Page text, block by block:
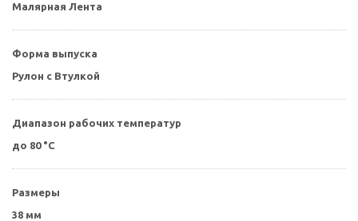
Малярная Лента
Форма выпуска
Рулон с Втулкой
Диапазон рабочих температур
до 80 °С
Размеры
38 мм